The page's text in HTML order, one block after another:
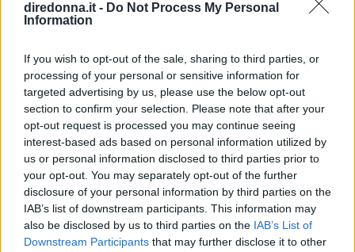
diredonna.it - Do Not Process My Personal
Information
If you wish to opt-out of the sale, sharing to third parties, or
processing of your personal or sensitive information for
targeted advertising by us, please use the below opt-out
section to confirm your selection. Please note that after your
opt-out request is processed you may continue seeing
interest-based ads based on personal information utilized by
us or personal information disclosed to third parties prior to
your opt-out. You may separately opt-out of the further
disclosure of your personal information by third parties on the
IAB’s list of downstream participants. This information may
also be disclosed by us to third parties on the IAB’s List of
Downstream Participants that may further disclose it to other
Borse: 5 tendenze chiave
autunno/inverno che dominano
le strade
Dalle maxi bag da giorno alle scintillanti evening bag,